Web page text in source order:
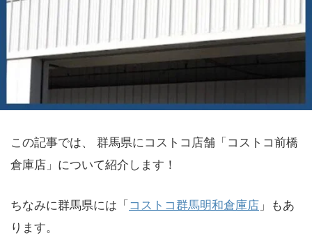
この記事では、 群馬県にコストコ店舗「コストコ前橋
倉庫店」について紹介します！
ちなみに群馬県には「 コストコ群馬明和倉庫店 」もあ
ります。